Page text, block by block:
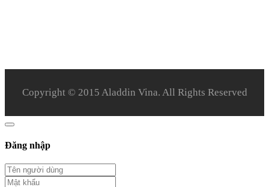
Copyright © 2015 Aladdin Vina. All Rights Reserved
Đăng nhập